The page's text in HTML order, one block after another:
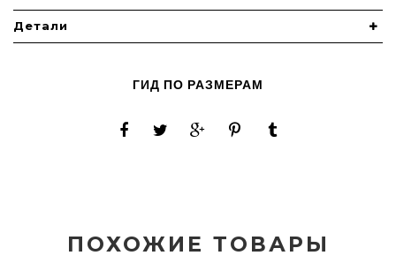
Детали
ГИД ПО РАЗМЕРАМ
ПОХОЖИЕ ТОВАРЫ